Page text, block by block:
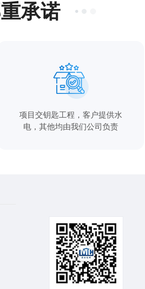
承诺
项目交钥匙工程，客户提供水
电，其他均由我们公司负责